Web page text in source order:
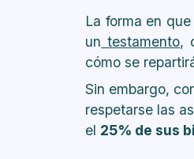
La forma en
un testamento,
cómo se
Sin embargo,
respetarse las
el 25% de sus